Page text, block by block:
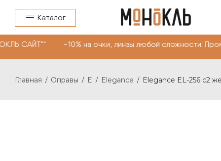
Каталог
САЙТ"" -10% на очки, линзы любой
Главная / Оправы / E / Elegance / Elegance EL-256 c2